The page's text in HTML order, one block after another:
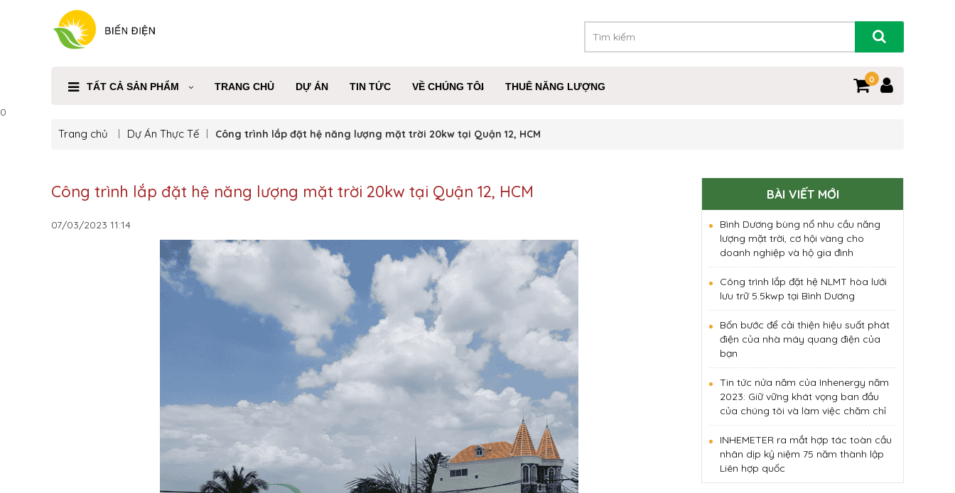
TẤT CẢ SẢN PHẨM TRANG CHỦ DỰ ÁN TIN TỨC VỀ CHÚNG TÔI THUÊ NĂNG LƯỢNG
0
0
Trang chủ Dự Án Thực Tế Công trình lắp đặt hệ năng lượng mặt trời 20kw tại Quận 12, HCM
Công trình lắp đặt hệ năng lượng mặt trời 20kw tại Quận 12, HCM
07/03/2023 11:14
BÀI VIẾT MỚI
Bình Dương bùng nổ nhu cầu năng
lượng mặt trời, cơ hội vàng cho
doanh nghiệp và hộ gia đình
Công trình lắp đặt hệ NLMT hòa lưới
lưu trữ 5.5kwp tại Bình Dương
Bốn bước để cải thiện hiệu suất phát
điện của nhà máy quang điện của
bạn
Tin tức nửa năm của Inhenergy năm
2023: Giữ vững khát vọng ban đầu
của chúng tôi và làm việc chăm chỉ
INHEMETER ra mắt hợp tác toàn cầu
nhân dịp kỷ niệm 75 năm thành lập
Liên hợp quốc